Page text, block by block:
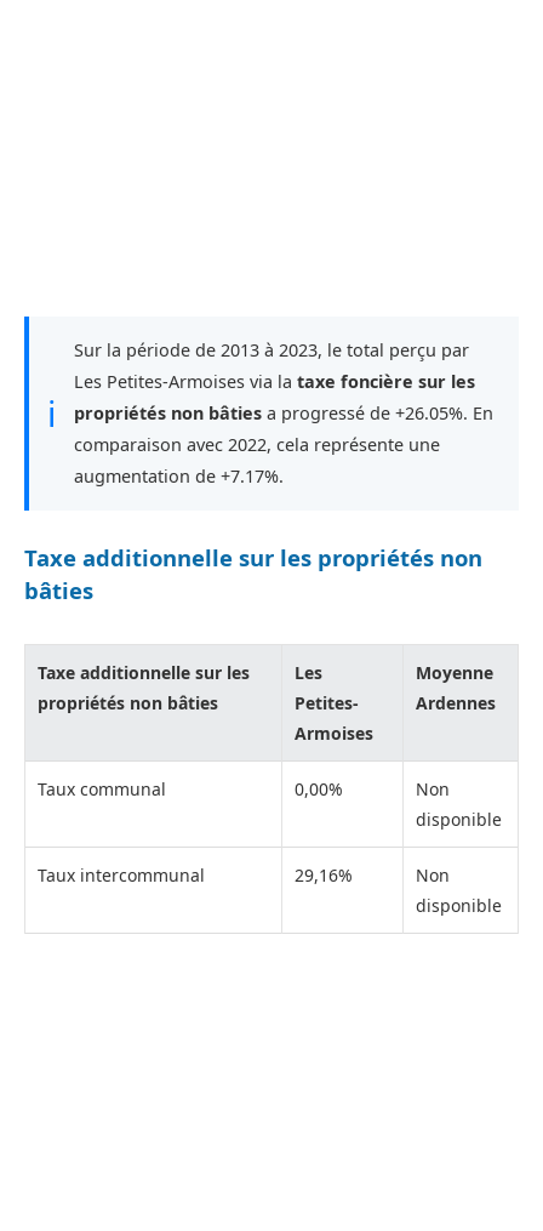
ℹ
Sur la période de 2013 à 2023, le total perçu par
Les Petites-Armoises via la taxe foncière sur les
propriétés non bâties a progressé de +26.05%. En
comparaison avec 2022, cela représente une
augmentation de +7.17%.
Taxe additionnelle sur les propriétés non
bâties
Taxe additionnelle sur les
propriétés non bâties
Les
Petites-
Armoises
Moyenne
Ardennes
Taux communal 0,00%
Non
disponible
Taux intercommunal 29,16%
Non
disponible